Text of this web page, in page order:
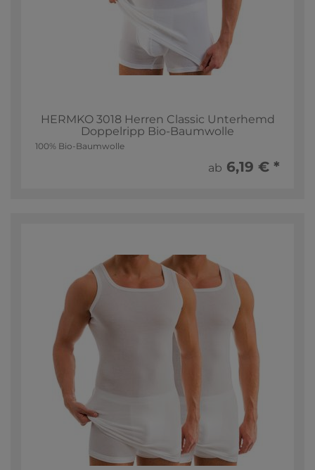
HERMKO 3018 Herren Classic Unterhemd
Doppelripp Bio-Baumwolle
100% Bio-Baumwolle
ab 6,19 € *